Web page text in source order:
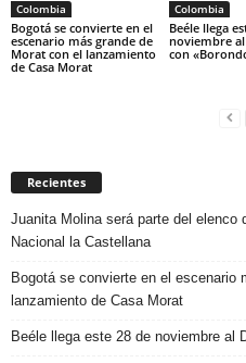
Colombia
Bogotá se convierte en el
escenario más grande de
Morat con el lanzamiento
de Casa Morat
Colombia
Beéle llega
noviembre
con
Recientes
Juanita Molina será parte del elenco
Nacional la Castellana
Bogotá se convierte en el escenario
lanzamiento de Casa Morat
Beéle llega este 28 de noviembre al